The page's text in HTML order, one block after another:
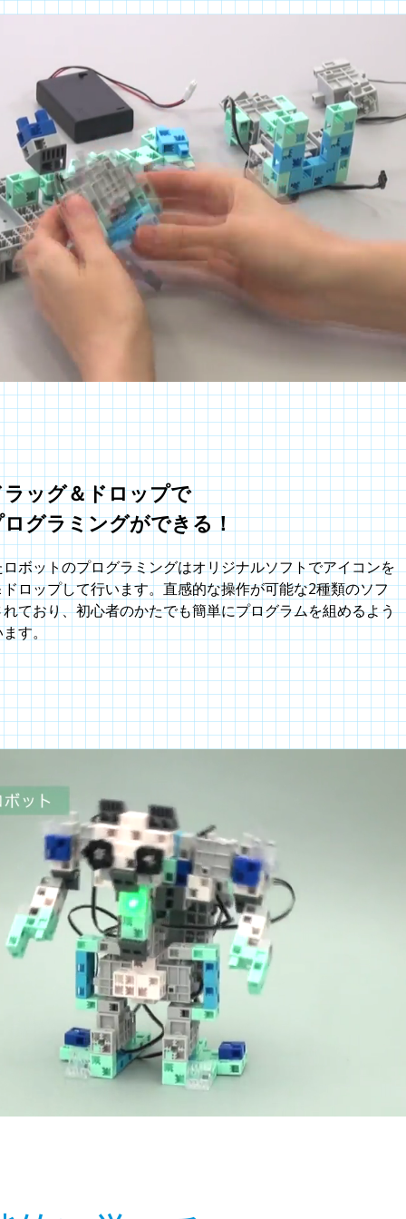
ッグ＆ドロップで
グラミングができる！
ボットのプログラミングはオリジナルソフトでアイコンを
ロップして行います。直感的な操作が可能な2種類のソフ
ており、初心者のかたでも簡単にプログラムを組めるよう
す。